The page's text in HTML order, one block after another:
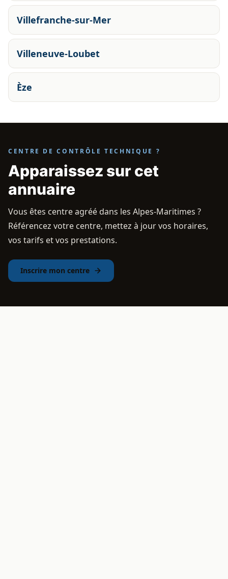
Villefranche-sur-Mer
Villeneuve-Loubet
Èze
CENTRE DE CONTRÔLE TECHNIQUE ?
Apparaissez sur cet
annuaire
Vous êtes centre agréé dans les Alpes-Maritimes ?
Référencez votre centre, mettez à jour vos horaires,
vos tarifs et vos prestations.
Inscrire mon centre